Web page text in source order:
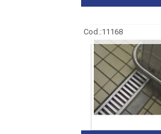
Cod.:11168